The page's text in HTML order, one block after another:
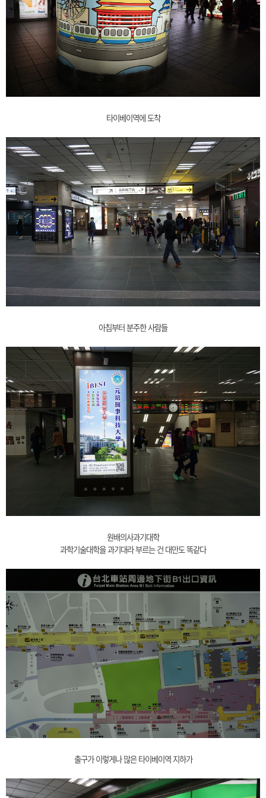
타이베이역에 도착
아침부터 분주한 사람들
원배의사과기대학
과학기술대학을 과기대라 부르는 건 대만도 똑같다
출구가 이렇게나 많은 타이베이역 지하가